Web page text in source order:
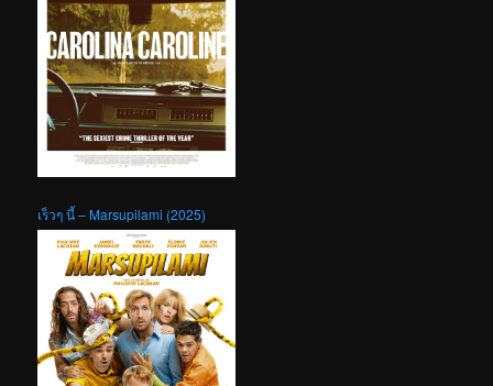
เร็วๆ นี้ – Marsupilami (2025)